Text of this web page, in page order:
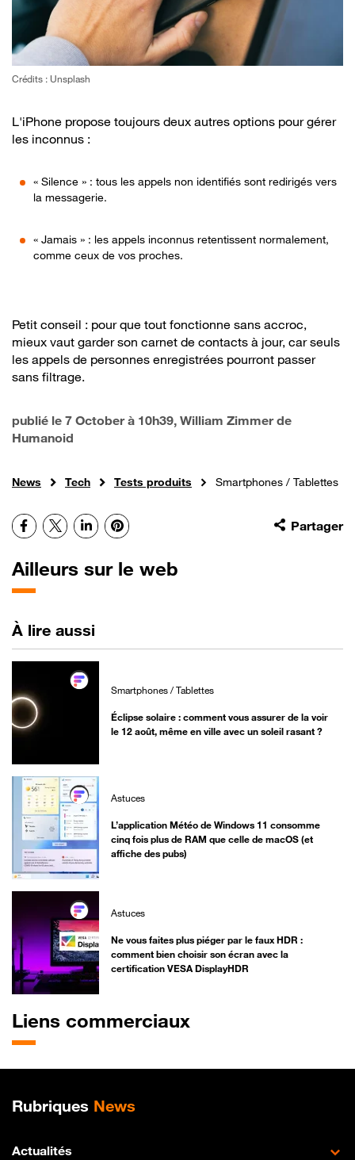
Crédits : Unsplash
L'iPhone propose toujours deux autres options pour gérer
les inconnus :
« Silence » : tous les appels non identifiés sont redirigés vers
la messagerie.
« Jamais » : les appels inconnus retentissent normalement,
comme ceux de vos proches.
Petit conseil : pour que tout fonctionne sans accroc,
mieux vaut garder son carnet de contacts à jour, car seuls
les appels de personnes enregistrées pourront passer
sans filtrage.
publié le 7 October à 10h39, William Zimmer de
Humanoid
News Tech Tests produits Smartphones / Tablettes
Partager
Facebook
X LinkedInPinterest
Ailleurs sur le web
À lire aussi
Smartphones / Tablettes
Éclipse solaire : comment vous assurer de la voir
le 12 août, même en ville avec un soleil rasant ?
Astuces
L’application Météo de Windows 11 consomme
cinq fois plus de RAM que celle de macOS (et
affiche des pubs)
Astuces
Ne vous faites plus piéger par le faux HDR :
comment bien choisir son écran avec la
certification VESA DisplayHDR
Liens commerciaux
Plan de site
Rubriques News
Actualités